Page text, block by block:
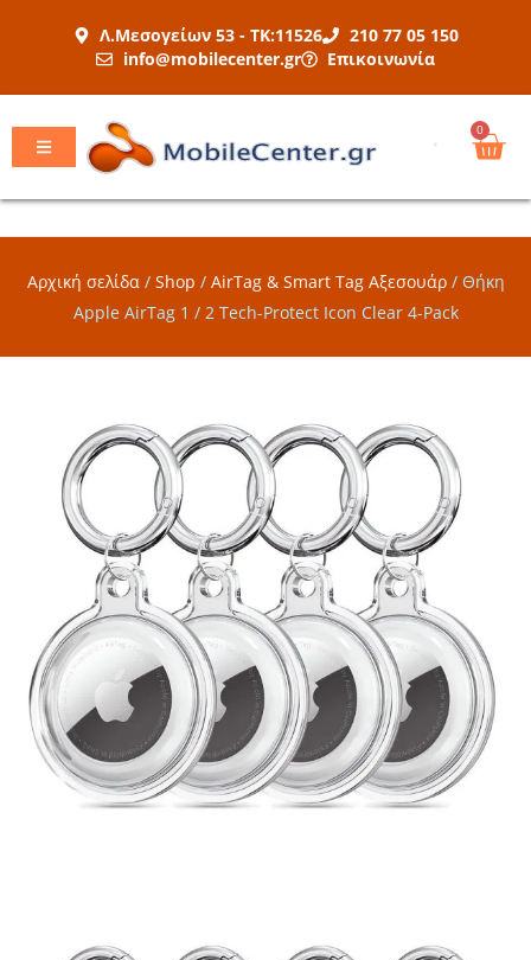
Λ.Μεσογείων 53 - ΤΚ:11526
210 77 05 150
info@mobilecenter.gr
Επικοινωνία
0
Αρχική σελίδα / Shop / AirTag & Smart Tag Αξεσουάρ/ Θήκη
Apple AirTag 1 / 2 Tech-Protect Icon Clear 4-Pack